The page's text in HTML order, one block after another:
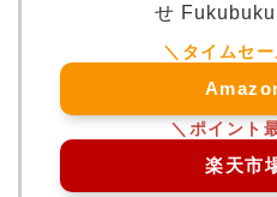
せ
楽天市